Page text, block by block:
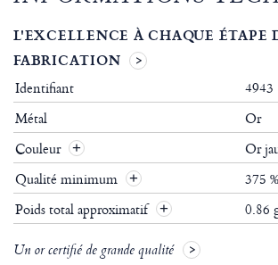
L'EXCELLENCE À CHAQUE ÉTAPE
FABRICATION
Identifiant
4943
Métal
Or
Couleur
Or
Qualité minimum
375
Poids total approximatif
0.86
Un or certifié de grande qualité